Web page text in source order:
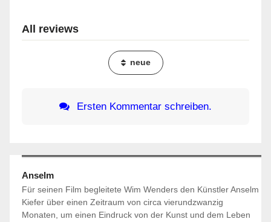
All reviews
neue
Ersten Kommentar schreiben.
Anselm
Für seinen Film begleitete Wim Wenders den Künstler Anselm
Kiefer über einen Zeitraum von circa vierundzwanzig
Monaten, um einen Eindruck von der Kunst und dem Leben